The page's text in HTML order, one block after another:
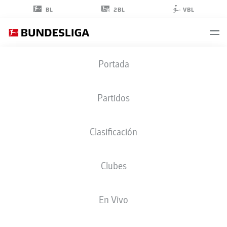
BL 2BL VBL
Portada
Partidos
Clasificación
Clubes
En Vivo